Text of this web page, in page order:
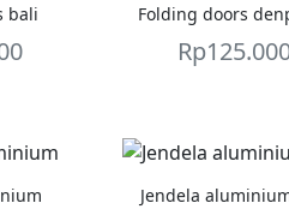
bali Folding doors
Rp
Jendela